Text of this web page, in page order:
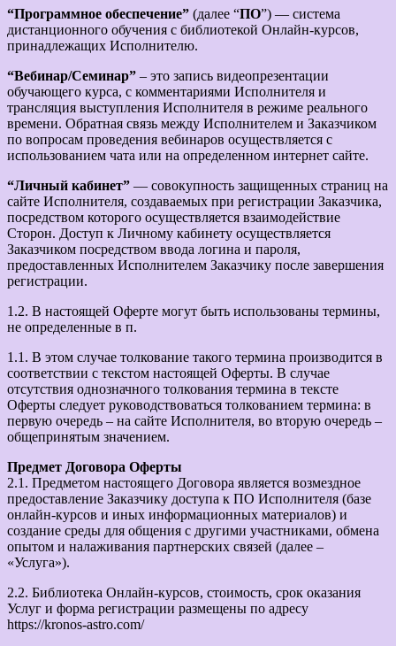
“Программное обеспечение” (далее “ПО”) — система
дистанционного обучения с библиотекой Онлайн-курсов,
принадлежащих Исполнителю.
“Вебинар/Семинар” – это запись видеопрезентации
обучающего курса, с комментариями Исполнителя и
трансляция выступления Исполнителя в режиме реального
времени. Обратная связь между Исполнителем и Заказчиком
по вопросам проведения вебинаров осуществляется с
использованием чата или на определенном интернет сайте.
“Личный кабинет” — совокупность защищенных страниц на
сайте Исполнителя, создаваемых при регистрации Заказчика,
посредством которого осуществляется взаимодействие
Сторон. Доступ к Личному кабинету осуществляется
Заказчиком посредством ввода логина и пароля,
предоставленных Исполнителем Заказчику после завершения
регистрации.
1.2. В настоящей Оферте могут быть использованы термины,
не определенные в п.
1.1. В этом случае толкование такого термина производится в
соответствии с текстом настоящей Оферты. В случае
отсутствия однозначного толкования термина в тексте
Оферты следует руководствоваться толкованием термина: в
первую очередь – на сайте Исполнителя, во вторую очередь –
общепринятым значением.
Предмет Договора Оферты
2.1. Предметом настоящего Договора является возмездное
предоставление Заказчику доступа к ПО Исполнителя (базе
онлайн-курсов и иных информационных материалов) и
создание среды для общения с другими участниками, обмена
опытом и налаживания партнерских связей (далее –
«Услуга»).
2.2. Библиотека Онлайн-курсов, стоимость, срок оказания
Услуг и форма регистрации размещены по адресу
https://kronos-astro.com/